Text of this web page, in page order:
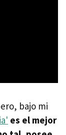
bajo mi
es el mejor